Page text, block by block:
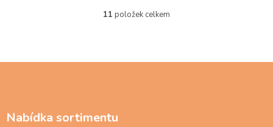
O
d
11 položek celkem
Nabídka sortimentu